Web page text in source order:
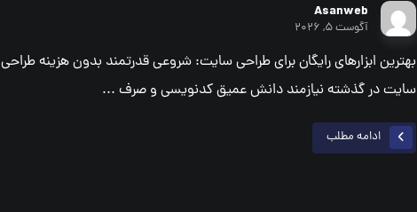
Asanweb
آگوست ۵, ۲۰۲۶
بهترین ابزارهای رایگان برای طراحی سایت: شروعی قدرتمند بدون هزینه طراحی
سایت در گذشته نیازمند دانش عمیق کدنویسی و صرف ...
ادامه مطلب